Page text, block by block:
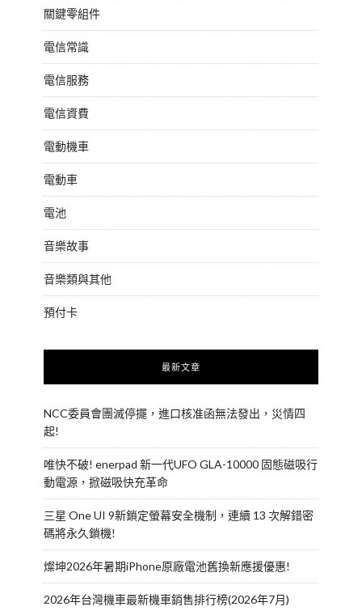
關鍵零組件
電信常識
電信服務
電信資費
電動機車
電動車
電池
音樂故事
音樂類與其他
預付卡
最新文章
NCC委員會團滅停擺，進口核准函無法發出，災情四
起!
唯快不破! enerpad 新一代UFO GLA-10000 固態磁吸行
動電源，掀磁吸快充革命
三星 One UI 9新鎖定螢幕安全機制，連續 13 次解錯密
碼將永久鎖機!
燦坤2026年暑期iPhone原廠電池舊換新應援優惠!
2026年台灣機車最新機車銷售排行榜(2026年7月)